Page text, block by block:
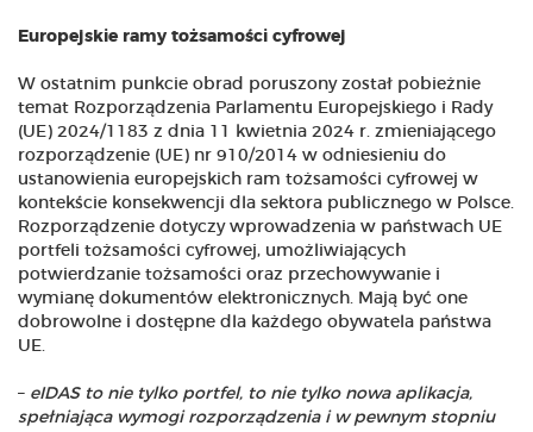
Europejskie ramy tożsamości cyfrowej
W ostatnim punkcie obrad poruszony został pobieżnie
temat Rozporządzenia Parlamentu Europejskiego i Rady
(UE) 2024/1183 z dnia 11 kwietnia 2024 r. zmieniającego
rozporządzenie (UE) nr 910/2014 w odniesieniu do
ustanowienia europejskich ram tożsamości cyfrowej w
kontekście konsekwencji dla sektora publicznego w Polsce.
Rozporządzenie dotyczy wprowadzenia w państwach UE
portfeli tożsamości cyfrowej, umożliwiających
potwierdzanie tożsamości oraz przechowywanie i
wymianę dokumentów elektronicznych. Mają być one
dobrowolne i dostępne dla każdego obywatela państwa
UE.
– eIDAS to nie tylko portfel, to nie tylko nowa aplikacja,
spełniająca wymogi rozporządzenia i w pewnym stopniu